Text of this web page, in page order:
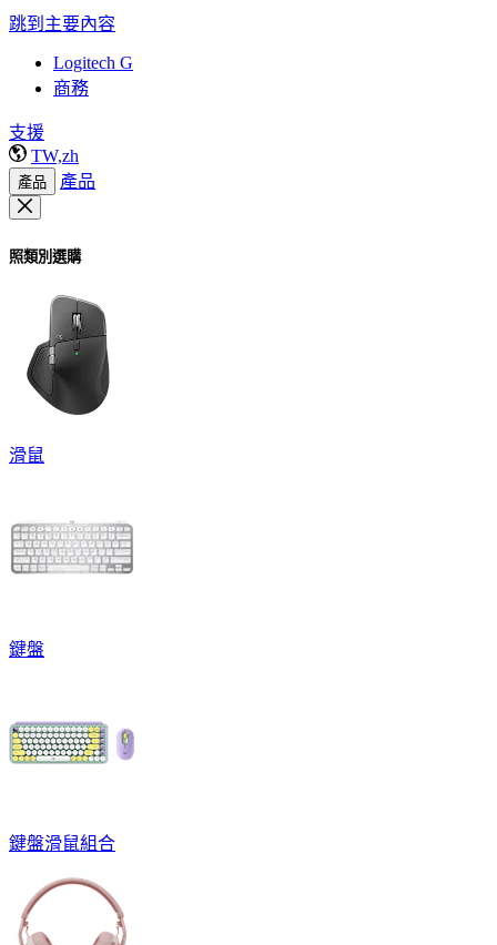
跳到主要內容
Logitech G
商務
支援
TW,zh
產品 產品
照類別選購
滑鼠
鍵盤
鍵盤滑鼠組合